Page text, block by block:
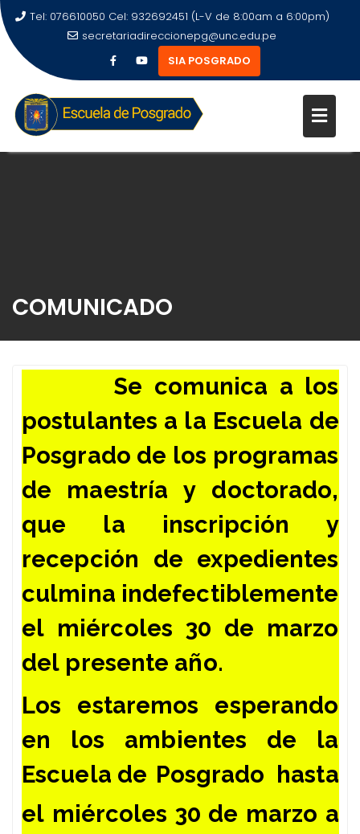
Tel: 076610050 Cel: 932692451 (L-V de 8:00am a 6:00pm)
secretariadireccionepg@unc.edu.pe
SIA POSGRADO
COMUNICADO
Se comunica a los
postulantes a la Escuela de
Posgrado de los programas
de maestría y doctorado,
que la inscripción y
recepción de expedientes
culmina indefectiblemente
el miércoles 30 de marzo
del presente año.
Los estaremos esperando
en los ambientes de la
Escuela de Posgrado hasta
el miércoles 30 de marzo a